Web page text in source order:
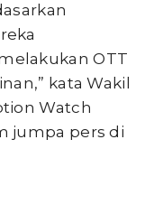
OTT
kata Wakil
Watch
jumpa pers di